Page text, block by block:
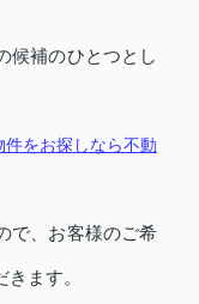
候補のひとつとし
をお探しなら不動
で、お客様のご希
ます。